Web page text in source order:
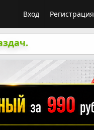
Вход Регистрация